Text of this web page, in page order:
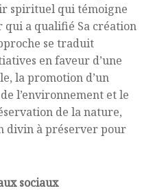
spirituel qui témoigne
qui a qualifié Sa création
se traduit
en faveur d’une
la promotion d’un
l’environnement et le
de la nature,
divin à préserver pour
sociaux